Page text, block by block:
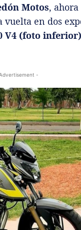
Motos,
en dos
V4 (foto
-